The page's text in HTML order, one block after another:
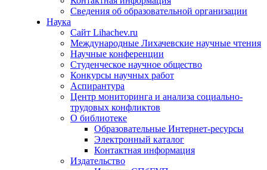
Сведения об образовательной организации
Наука
Сайт Lihachev.ru
Международные Лихачевские научные чтения
Научные конференции
Студенческое научное общество
Конкурсы научных работ
Аспирантура
Центр мониторинга и анализа социально-
трудовых конфликтов
О библиотеке
Образовательные Интернет-ресурсы
Электронный каталог
Контактная информация
Издательство